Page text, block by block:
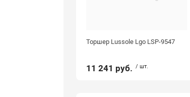
Торшер Lussole Lgo LSP-9547
11 241 руб. / шт.